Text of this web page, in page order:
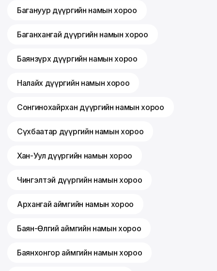
Багануур дүүргийн намын хороо
Баганхангай дүүргийн намын хороо
Баянзүрх дүүргийн намын хороо
Налайх дүүргийн намын хороо
Сонгинохайрхан дүүргийн намын хороо
Сүхбаатар дүүргийн намын хороо
Хан-Уул дүүргийн намын хороо
Чингэлтэй дүүргийн намын хороо
Архангай аймгийн намын хороо
Баян-Өлгий аймгийн намын хороо
Баянхонгор аймгийн намын хороо